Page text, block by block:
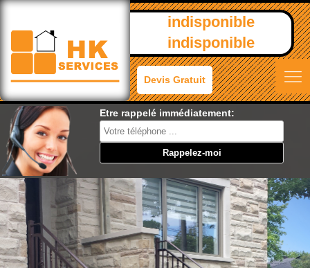
indisponible
indisponible
Devis Gratuit
Etre rappelé immédiatement: